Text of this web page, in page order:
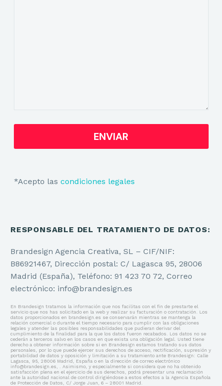
*Acepto las condiciones legales
RESPONSABLE DEL TRATAMIENTO DE DATOS:
Brandesign Agencia Creativa, SL – CIF/NIF:
B86921467, Dirección postal: C/ Lagasca 95, 28006
Madrid (España), Teléfono: 91 423 70 72, Correo
electrónico: info@brandesign.es
En Brandesign tratamos la información que nos facilitas con el fin de prestarte el
servicio que nos has solicitado en la web y realizar su facturación o contratación. Los
datos proporcionados en brandesign.es se conservarán mientras se mantenga la
relación comercial o durante el tiempo necesario para cumplir con las obligaciones
legales y atender las posibles responsabilidades que pudieran derivar del
cumplimiento de la finalidad para la que los datos fueron recabados. Los datos no se
cederán a terceros salvo en los casos en que exista una obligación legal. Usted tiene
derecho a obtener información sobre si en Brandesign estamos tratando sus datos
personales, por lo que puede ejercer sus derechos de acceso, rectificación, supresión y
portabilidad de datos y oposición y limitación a su tratamiento ante Brandesign: Calle
Lagasca, 95, 28006 Madrid, España o en la dirección de correo electrónico
info@brandesign.es, . Asimismo, y especialmente si considera que no ha obtenido
satisfacción plena en el ejercicio de sus derechos, podrá presentar una reclamación
ante la autoridad nacional de control dirigiéndose a estos efectos a la Agencia Española
de Protección de Datos, C/ Jorge Juan, 6 – 28001 Madrid.